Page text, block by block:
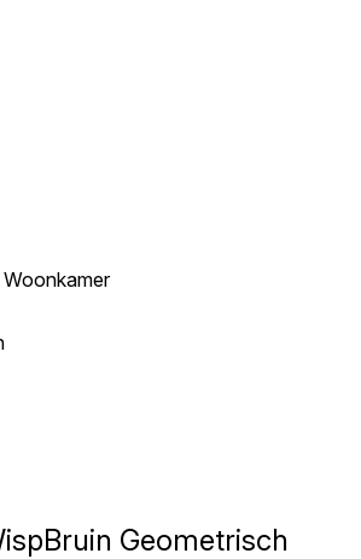
Woonkamer
Bruin Geometrisch